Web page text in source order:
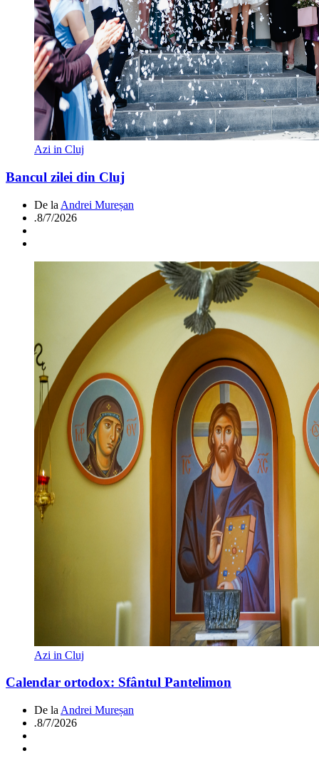
Azi in Cluj
Bancul zilei din Cluj
De la Andrei Mureșan
.8/7/2026
Azi in Cluj
Calendar ortodox: Sfântul Pantelimon
De la Andrei Mureșan
.8/7/2026